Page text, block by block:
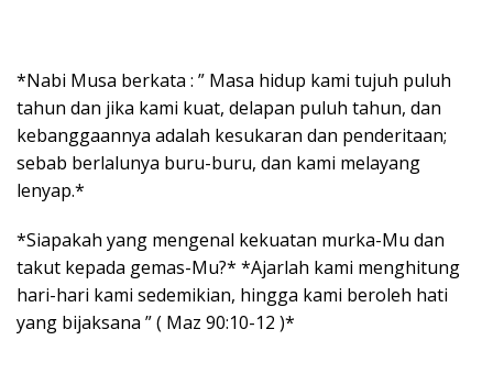
*Nabi Musa berkata : ” Masa hidup kami tujuh puluh
tahun dan jika kami kuat, delapan puluh tahun, dan
kebanggaannya adalah kesukaran dan penderitaan;
sebab berlalunya buru-buru, dan kami melayang
lenyap.*
*Siapakah yang mengenal kekuatan murka-Mu dan
takut kepada gemas-Mu?* *Ajarlah kami menghitung
hari-hari kami sedemikian, hingga kami beroleh hati
yang bijaksana ” ( Maz 90:10-12 )*